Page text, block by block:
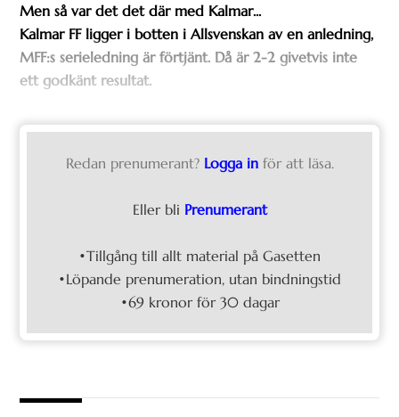
Men så var det det där med Kalmar...
Kalmar FF ligger i botten i Allsvenskan av en anledning,
MFF:s serieledning är förtjänt. Då är 2-2 givetvis inte
ett godkänt resultat.
Redan prenumerant? Logga in för att läsa.
Eller bli Prenumerant
•Tillgång till allt material på Gasetten
•Löpande prenumeration, utan bindningstid
•69 kronor för 30 dagar